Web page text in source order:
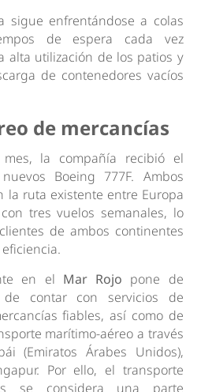
sigue enfrentándose a colas
de espera cada vez
alta utilización de los patios y
de contenedores vacíos
de mercancías
la compañía recibió el
Boeing 777F. Ambos
la ruta existente entre Europa
tres vuelos semanales, lo
de ambos continentes
en el Mar Rojo pone de
contar con servicios de
fiables, así como de
marítimo-aéreo a través
(Emiratos Árabes Unidos),
Por ello, el transporte
se considera una parte